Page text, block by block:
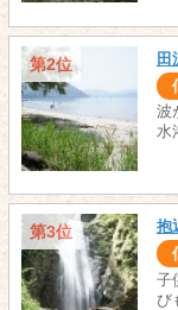
第2位 田
波
水
第3位 抱
子
び